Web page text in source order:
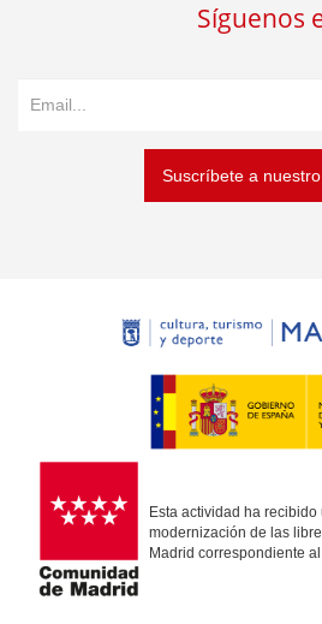
Síguenos
Suscríbete a
Esta actividad ha
modernización de las
Madrid correspondiente